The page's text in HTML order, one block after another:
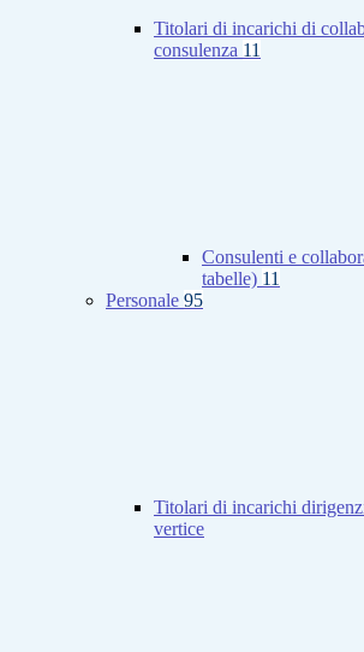
Titolari di incarichi di
consulenza 11
Consulenti e
tabelle) 11
Personale 95
Titolari di incarichi
vertice